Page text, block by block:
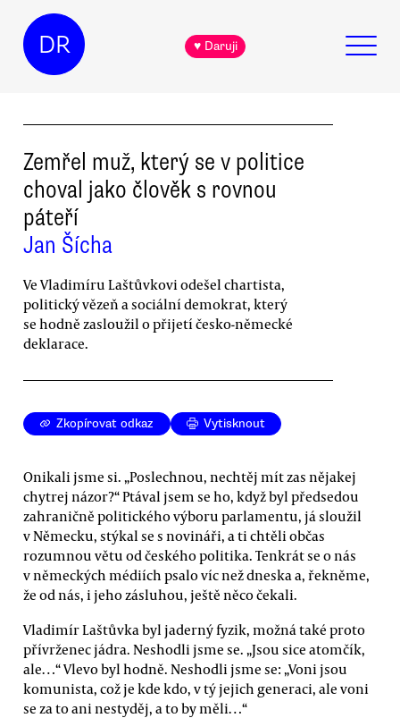
DR ♥ Daruji
Zemřel muž, který se v politice
choval jako člověk s rovnou
páteří
Jan Šícha
Ve Vladimíru Laštůvkovi odešel chartista,
politický vězeň a sociální demokrat, který
se hodně zasloužil o přijetí česko-německé
deklarace.
Zkopírovat odkaz Vytisknout
Onikali jsme si. „Poslechnou, nechtěj mít zas nějakej
chytrej názor?“ Ptával jsem se ho, když byl předsedou
zahraničně politického výboru parlamentu, já sloužil
v Německu, stýkal se s novináři, a ti chtěli občas
rozumnou větu od českého politika. Tenkrát se o nás
v německých médiích psalo víc než dneska a, řekněme,
že od nás, i jeho zásluhou, ještě něco čekali.
Vladimír Laštůvka byl jaderný fyzik, možná také proto
přívrženec jádra. Neshodli jsme se. „Jsou sice atomčík,
ale…“ Vlevo byl hodně. Neshodli jsme se: „Voni jsou
komunista, což je kde kdo, v tý jejich generaci, ale voni
se za to ani nestyděj, a to by měli…“